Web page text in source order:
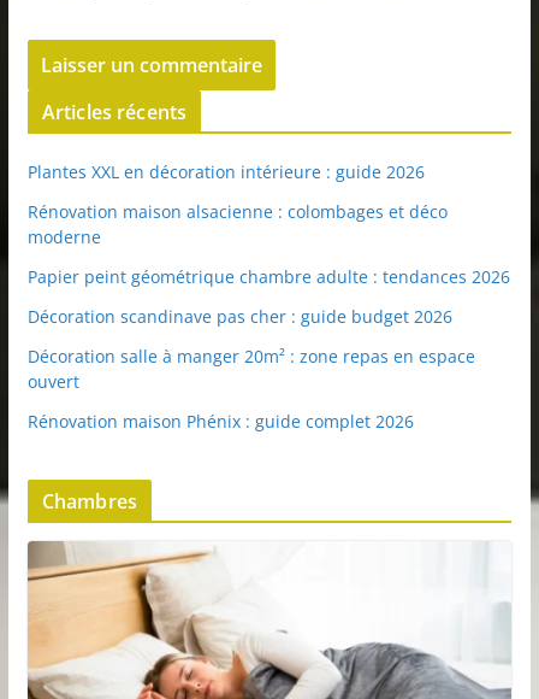
Articles récents
Plantes XXL en décoration intérieure : guide 2026
Rénovation maison alsacienne : colombages et déco
moderne
Papier peint géométrique chambre adulte : tendances 2026
Décoration scandinave pas cher : guide budget 2026
Décoration salle à manger 20m² : zone repas en espace
ouvert
Rénovation maison Phénix : guide complet 2026
Chambres